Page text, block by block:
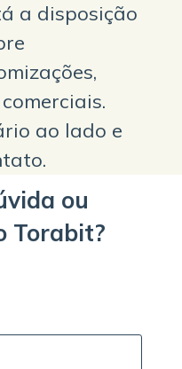
a disposição
ao lado e
ou
Torabit?